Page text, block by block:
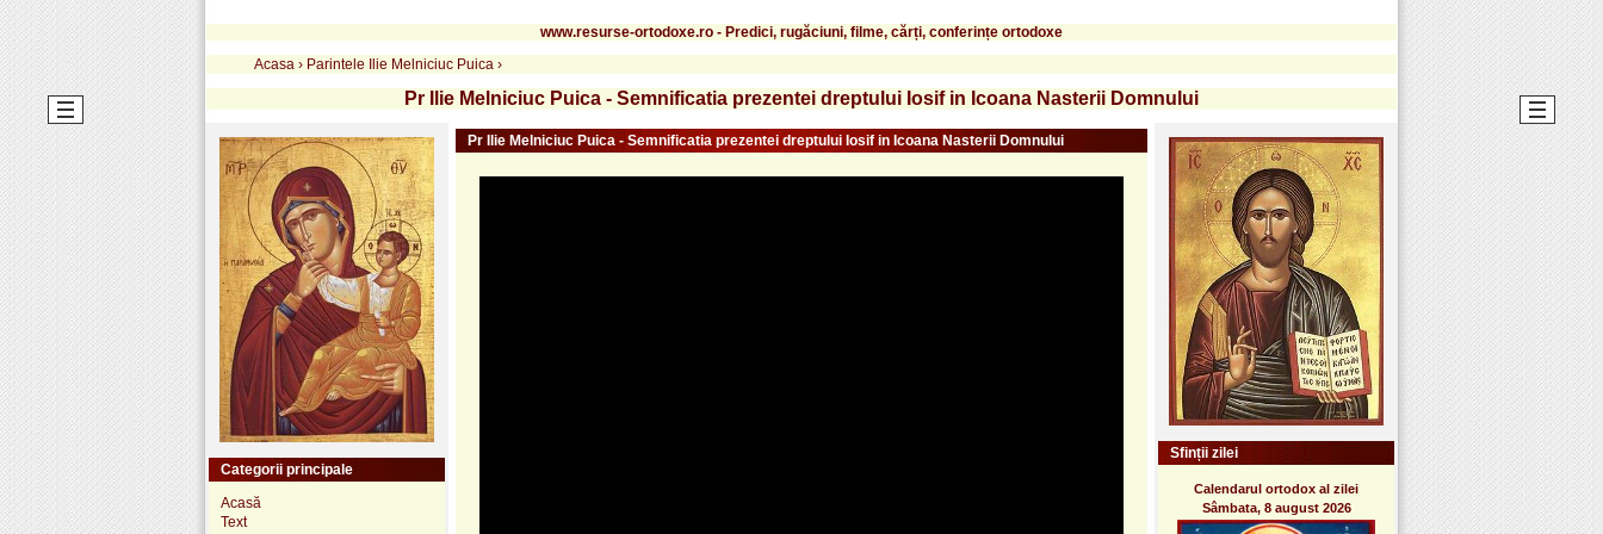
www.resurse-ortodoxe.ro - Predici, rugăciuni, filme, cărți, conferințe ortodoxe
Acasa › Parintele Ilie Melniciuc Puica ›
Pr Ilie Melniciuc Puica - Semnificatia prezentei dreptului Iosif in Icoana Nasterii Domnului
Pr Ilie Melniciuc Puica - Semnificatia prezentei dreptului Iosif in Icoana Nasterii Domnului
Categorii principale
Acasă
Text
Sfinții zilei
Calendarul ortodox al zilei
Sâmbata, 8 august 2026